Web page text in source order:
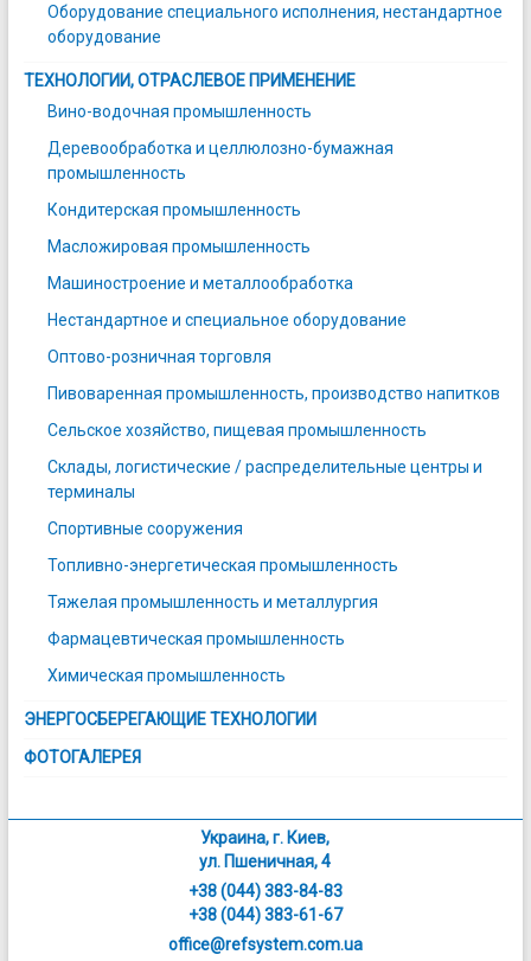
Оборудование специального исполнения, нестандартное
оборудование
ТЕХНОЛОГИИ, ОТРАСЛЕВОЕ ПРИМЕНЕНИЕ
Вино-водочная промышленность
Деревообработка и целлюлозно-бумажная
промышленность
Кондитерская промышленность
Масложировая промышленность
Машиностроение и металлообработка
Нестандартное и специальное оборудование
Оптово-розничная торговля
Пивоваренная промышленность, производство напитков
Сельское хозяйство, пищевая промышленность
Склады, логистические / распределительные центры и
терминалы
Спортивные сооружения
Топливно-энергетическая промышленность
Тяжелая промышленность и металлургия
Фармацевтическая промышленность
Химическая промышленность
ЭНЕРГОСБЕРЕГАЮЩИЕ ТЕХНОЛОГИИ
ФОТОГАЛЕРЕЯ
Украина, г. Киев,
ул. Пшеничная, 4
+38 (044) 383-84-83
+38 (044) 383-61-67
office@refsystem.com.ua